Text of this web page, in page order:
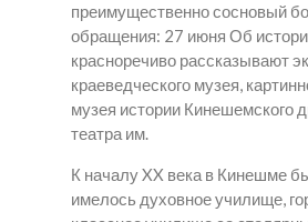
преимущественно сосновый
обращения: 27 июня Об
красноречиво рассказывают
краеведческого музея,
музея истории Кинешемского
театра им.
К началу XX века в Кинешме
имелось духовное училище,